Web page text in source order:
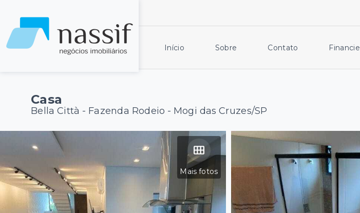
Início Sobre Contato Financie
Casa
Bella Città - Fazenda Rodeio - Mogi das Cruzes/SP
Mais fotos